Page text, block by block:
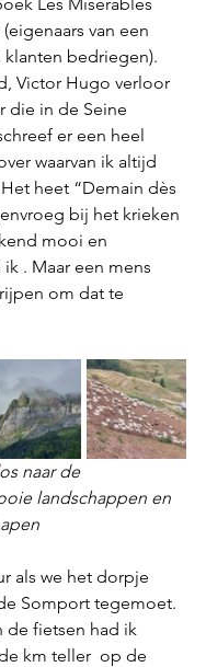
van een
bedriegen).
Victor Hugo verloor
die in de Seine
er een heel
waarvan ik altijd
heet “Demain dès
bij het krieken
mooi en
. Maar een mens
om dat te
naar de
landschappen en
als we het dorpje
Somport tegemoet.
de fietsen had ik
km teller  op de